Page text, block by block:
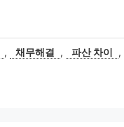
, 채무해결 , 파산 차이
,